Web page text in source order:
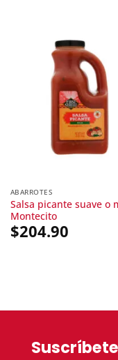
ABARROTES
Salsa picante suave o
Montecito
$204.90